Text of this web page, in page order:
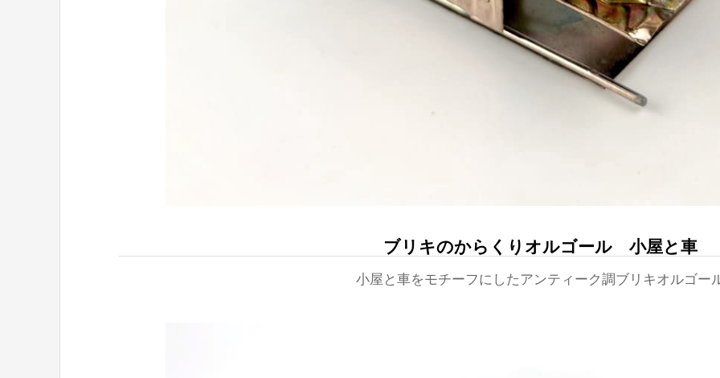
ブリキのからくりオルゴール 小屋と車
小屋と車をモチーフにしたアンティーク調ブリキオルゴー